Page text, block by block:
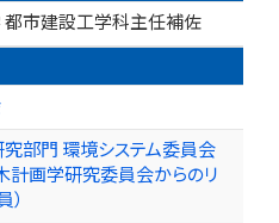
都市建設工学科主任補佐
部門 環境システム委員会
計画学研究委員会からのリ
）